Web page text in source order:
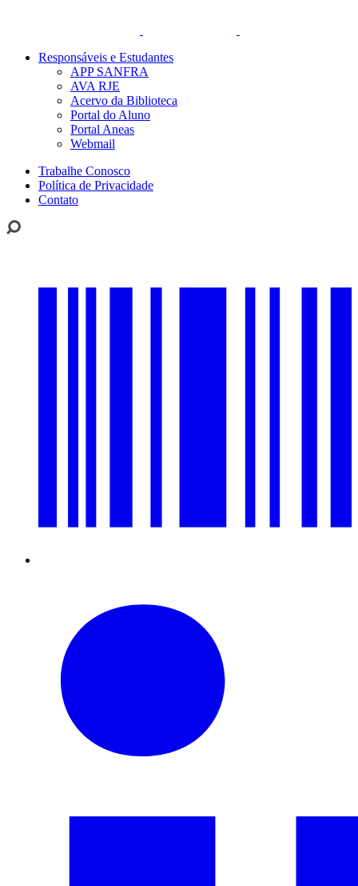
Responsáveis e Estudantes
APP SANFRA
AVA RJE
Acervo da Biblioteca
Portal do Aluno
Portal Aneas
Webmail
Trabalhe Conosco
Política de Privacidade
Contato